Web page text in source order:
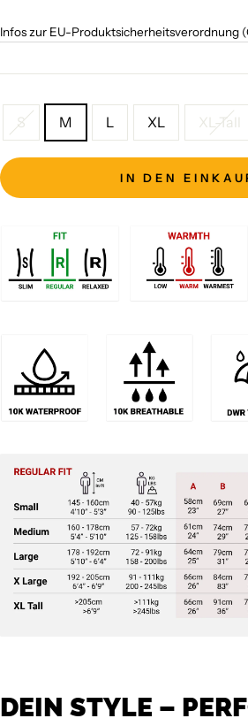
Infos zur EU-Produktsicherheitsverordnung
SIZE
S M L XL XL-Tall
IN DEN
DEIN STYLE –